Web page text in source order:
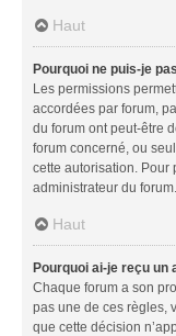
Haut
Pourquoi ne puis-je
Les permissions
accordées par forum,
du forum ont peut-être
forum concerné, ou
cette autorisation. Pour
administrateur du forum.
Haut
Pourquoi ai-je reçu un
Chaque forum a son
pas une de ces règles,
que cette décision